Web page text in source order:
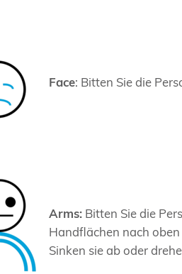
Face: Bitten Sie die
Arms: Bitten Sie die
Handflächen nach
Sinken sie ab oder